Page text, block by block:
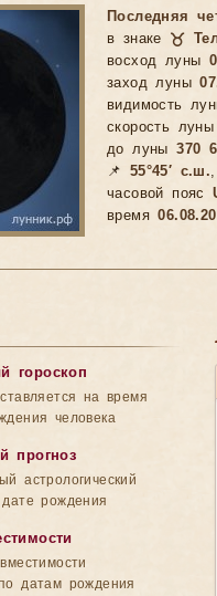
Последняя
в знаке ♉
восход луны
заход луны
видимость
скорость луны
до луны370
📌 55°45′ с.ш.
часовой пояс
время
гороскоп
на время
человека
прогноз
астрологический
рождения
датам рождения